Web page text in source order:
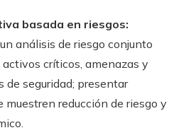
basada en riesgos:
análisis de riesgo conjunto
críticos, amenazas y
de seguridad; presentar
muestren reducción de riesgo y